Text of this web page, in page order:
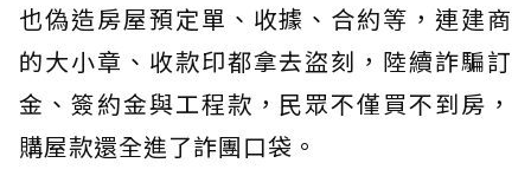
也偽造房屋預定單、收據、合約等，連建商
的大小章、收款印都拿去盜刻，陸續詐騙訂
金、簽約金與工程款，民眾不僅買不到房，
購屋款還全進了詐團口袋。